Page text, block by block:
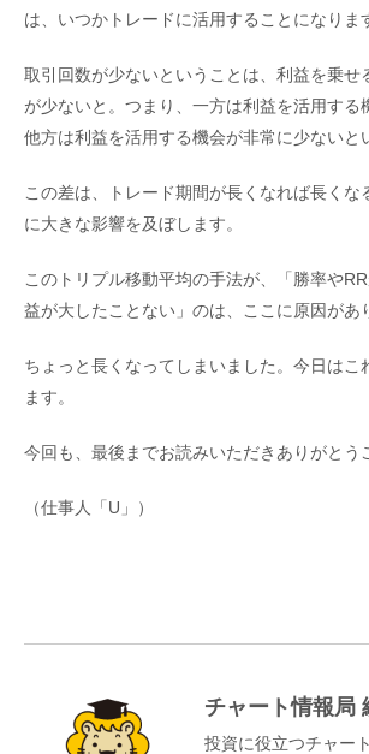
は、いつかトレードに活用することになりま
取引回数が少ないということは、利益を乗せ
が少ないと。つまり、一方は利益を活用する
他方は利益を活用する機会が非常に少ないと
この差は、トレード期間が長くなれば長くな
に大きな影響を及ぼします。
このトリプル移動平均の手法が、「勝率や
益が大したことない」のは、ここに原因があ
ちょっと長くなってしまいました。今日はこ
ます。
今回も、最後までお読みいただきありがとう
（仕事人「U」）
チャート情報局
投資に役立つチャー